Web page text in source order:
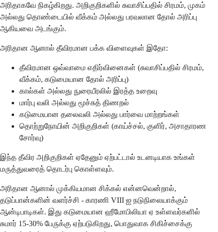
அரிதாகவே நிகழ்கிறது. அறிகுறிகளில் சுவாசிப்பதில் சிரமம், முகம்
அல்லது தொண்டையில் வீக்கம் அல்லது பரவலான தோல் அரிப்பு
ஆகியவை அடங்கும்.
அரிதான ஆனால் தீவிரமான பக்க விளைவுகள் இதோ:
தீவிரமான ஒவ்வாமை எதிர்வினைகள் (சுவாசிப்பதில் சிரமம்,
வீக்கம், கடுமையான தோல் அரிப்பு)
கால்கள் அல்லது நுரையீரலில் இரத்த உறைவு
மார்பு வலி அல்லது மூச்சுத் திணறல்
கடுமையான தலைவலி அல்லது பார்வை மாற்றங்கள்
தொற்றுநோயின் அறிகுறிகள் (காய்ச்சல், குளிர், அசாதாரண
சோர்வு)
இந்த தீவிர அறிகுறிகள் ஏதேனும் ஏற்பட்டால் உடனடியாக உங்கள்
மருத்துவரைத் தொடர்பு கொள்ளவும்.
அரிதான ஆனால் முக்கியமான சிக்கல் என்னவென்றால்,
தடுப்பான்களின் வளர்ச்சி - காரணி VIII ஐ நடுநிலையாக்கும்
ஆன்டிபாடிகள். இது கடுமையான ஹீமோபிலியா ஏ உள்ளவர்களில்
சுமார் 15-30% பேருக்கு ஏற்படுகிறது, பொதுவாக சிகிச்சைக்கு